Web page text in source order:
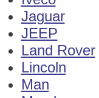
Jaguar
JEEP
Land Rover
Lincoln
Man